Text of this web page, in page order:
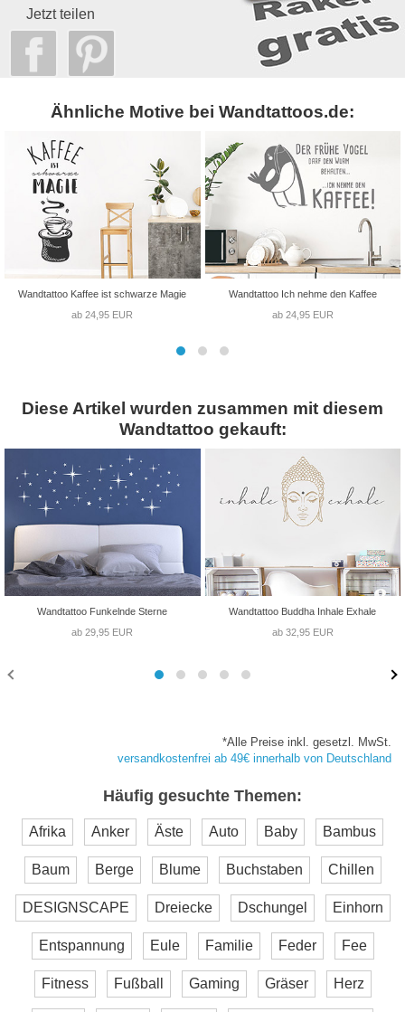
Jetzt teilen
Ähnliche Motive bei Wandtattoos.de:
Wandtattoo Kaffee ist schwarze Magie
ab 24,95 EUR
Wandtattoo Ich nehme den Kaffee
ab 24,95 EUR
Diese Artikel wurden zusammen mit diesem
Wandtattoo gekauft:
Wandtattoo Funkelnde Sterne
ab 29,95 EUR
Wandtattoo Buddha Inhale Exhale
ab 32,95 EUR
*Alle Preise inkl. gesetzl. MwSt.
versandkostenfrei ab 49€ innerhalb von Deutschland
Häufig gesuchte Themen:
Afrika Anker Äste Auto Baby Bambus
Baum Berge Blume Buchstaben Chillen
DESIGNSCAPE Dreiecke Dschungel Einhorn
Entspannung Eule Familie Feder Fee
Fitness Fußball Gaming Gräser Herz